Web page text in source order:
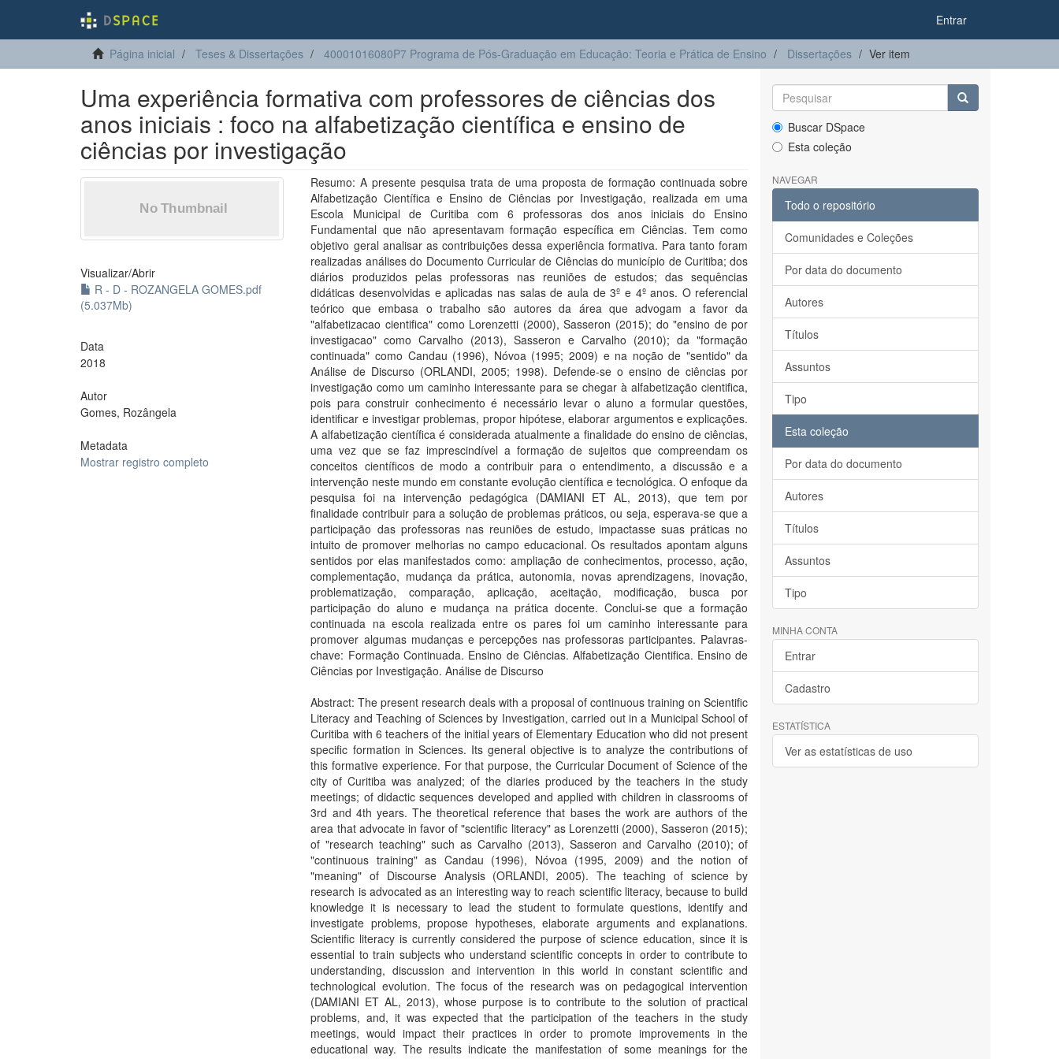
Entrar
Página inicial Teses & Dissertações 40001016080P7 Programa de Pós-Graduação em Educação: Teoria e Prática de Ensino Dissertações Ver item
Uma experiência formativa com professores de ciências dos
anos iniciais : foco na alfabetização científica e ensino de
ciências por investigação
Visualizar/Abrir
R - D - ROZANGELA GOMES.pdf
(5.037Mb)
Data
2018
Autor
Gomes, Rozângela
Metadata
Mostrar registro completo
Resumo: A presente pesquisa trata de uma proposta de formação continuada sobre
Alfabetização Científica e Ensino de Ciências por Investigação, realizada em uma
Escola Municipal de Curitiba com 6 professoras dos anos iniciais do Ensino
Fundamental que não apresentavam formação específica em Ciências. Tem como
objetivo geral analisar as contribuições dessa experiência formativa. Para tanto foram
realizadas análises do Documento Curricular de Ciências do município de Curitiba; dos
diários produzidos pelas professoras nas reuniões de estudos; das sequências
didáticas desenvolvidas e aplicadas nas salas de aula de 3º e 4º anos. O referencial
teórico que embasa o trabalho são autores da área que advogam a favor da
"alfabetizacao cientifica" como Lorenzetti (2000), Sasseron (2015); do "ensino de por
investigacao" como Carvalho (2013), Sasseron e Carvalho (2010); da "formação
continuada" como Candau (1996), Nóvoa (1995; 2009) e na noção de "sentido" da
Análise de Discurso (ORLANDI, 2005; 1998). Defende-se o ensino de ciências por
investigação como um caminho interessante para se chegar à alfabetização cientifica,
pois para construir conhecimento é necessário levar o aluno a formular questões,
identificar e investigar problemas, propor hipótese, elaborar argumentos e explicações.
A alfabetização científica é considerada atualmente a finalidade do ensino de ciências,
uma vez que se faz imprescindível a formação de sujeitos que compreendam os
conceitos científicos de modo a contribuir para o entendimento, a discussão e a
intervenção neste mundo em constante evolução científica e tecnológica. O enfoque da
pesquisa foi na intervenção pedagógica (DAMIANI ET AL, 2013), que tem por
finalidade contribuir para a solução de problemas práticos, ou seja, esperava-se que a
participação das professoras nas reuniões de estudo, impactasse suas práticas no
intuito de promover melhorias no campo educacional. Os resultados apontam alguns
sentidos por elas manifestados como: ampliação de conhecimentos, processo, ação,
complementação, mudança da prática, autonomia, novas aprendizagens, inovação,
problematização, comparação, aplicação, aceitação, modificação, busca por
participação do aluno e mudança na prática docente. Conclui-se que a formação
continuada na escola realizada entre os pares foi um caminho interessante para
promover algumas mudanças e percepções nas professoras participantes. Palavras-
chave: Formação Continuada. Ensino de Ciências. Alfabetização Cientifica. Ensino de
Ciências por Investigação. Análise de Discurso
Abstract: The present research deals with a proposal of continuous training on Scientific
Literacy and Teaching of Sciences by Investigation, carried out in a Municipal School of
Curitiba with 6 teachers of the initial years of Elementary Education who did not present
specific formation in Sciences. Its general objective is to analyze the contributions of
this formative experience. For that purpose, the Curricular Document of Science of the
city of Curitiba was analyzed; of the diaries produced by the teachers in the study
meetings; of didactic sequences developed and applied with children in classrooms of
3rd and 4th years. The theoretical reference that bases the work are authors of the
area that advocate in favor of "scientific literacy" as Lorenzetti (2000), Sasseron (2015);
of "research teaching" such as Carvalho (2013), Sasseron and Carvalho (2010); of
"continuous training" as Candau (1996), Nóvoa (1995, 2009) and the notion of
"meaning" of Discourse Analysis (ORLANDI, 2005). The teaching of science by
research is advocated as an interesting way to reach scientific literacy, because to build
knowledge it is necessary to lead the student to formulate questions, identify and
investigate problems, propose hypotheses, elaborate arguments and explanations.
Scientific literacy is currently considered the purpose of science education, since it is
essential to train subjects who understand scientific concepts in order to contribute to
understanding, discussion and intervention in this world in constant scientific and
technological evolution. The focus of the research was on pedagogical intervention
(DAMIANI ET AL, 2013), whose purpose is to contribute to the solution of practical
problems, and, it was expected that the participation of the teachers in the study
meetings, would impact their practices in order to promote improvements in the
educational way. The results indicate the manifestation of some meanings for the
Buscar DSpace
Esta coleção
NAVEGAR
Todo o repositório
Comunidades e Coleções
Por data do documento
Autores
Títulos
Assuntos
Tipo
Esta coleção
Por data do documento
Autores
Títulos
Assuntos
Tipo
MINHA CONTA
Entrar
Cadastro
ESTATÍSTICA
Ver as estatísticas de uso